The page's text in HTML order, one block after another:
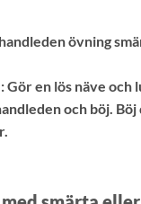
en lös näve
och böj.